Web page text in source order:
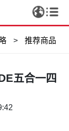
> 推荐商品
五合一四